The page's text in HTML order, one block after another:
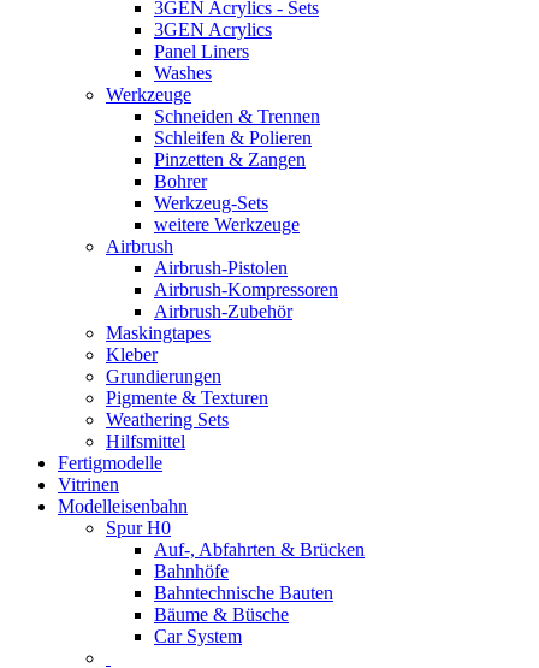
3GEN Acrylics - Sets
3GEN Acrylics
Panel Liners
Washes
Werkzeuge
Schneiden & Trennen
Schleifen & Polieren
Pinzetten & Zangen
Bohrer
Werkzeug-Sets
weitere Werkzeuge
Airbrush
Airbrush-Pistolen
Airbrush-Kompressoren
Airbrush-Zubehör
Maskingtapes
Kleber
Grundierungen
Pigmente & Texturen
Weathering Sets
Hilfsmittel
Fertigmodelle
Vitrinen
Modelleisenbahn
Spur H0
Auf-, Abfahrten & Brücken
Bahnhöfe
Bahntechnische Bauten
Bäume & Büsche
Car System